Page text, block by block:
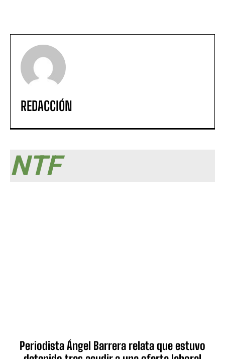
REDACCIÓN
NTF
Periodista Ángel Barrera relata que estuvo